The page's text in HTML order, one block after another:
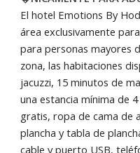
El hotel Emotions By
área exclusivamente
para personas mayores
zona, las habitaciones
jacuzzi, 15 minutos de
una estancia mínima de
gratis, ropa de cama de
plancha y tabla de
cable y puerto USB,